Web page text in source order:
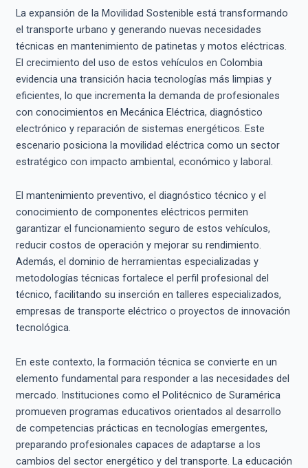
La expansión de la Movilidad Sostenible está transformando
el transporte urbano y generando nuevas necesidades
técnicas en mantenimiento de patinetas y motos eléctricas.
El crecimiento del uso de estos vehículos en Colombia
evidencia una transición hacia tecnologías más limpias y
eficientes, lo que incrementa la demanda de profesionales
con conocimientos en Mecánica Eléctrica, diagnóstico
electrónico y reparación de sistemas energéticos. Este
escenario posiciona la movilidad eléctrica como un sector
estratégico con impacto ambiental, económico y laboral.
El mantenimiento preventivo, el diagnóstico técnico y el
conocimiento de componentes eléctricos permiten
garantizar el funcionamiento seguro de estos vehículos,
reducir costos de operación y mejorar su rendimiento.
Además, el dominio de herramientas especializadas y
metodologías técnicas fortalece el perfil profesional del
técnico, facilitando su inserción en talleres especializados,
empresas de transporte eléctrico o proyectos de innovación
tecnológica.
En este contexto, la formación técnica se convierte en un
elemento fundamental para responder a las necesidades del
mercado. Instituciones como el Politécnico de Suramérica
promueven programas educativos orientados al desarrollo
de competencias prácticas en tecnologías emergentes,
preparando profesionales capaces de adaptarse a los
cambios del sector energético y del transporte. La educación